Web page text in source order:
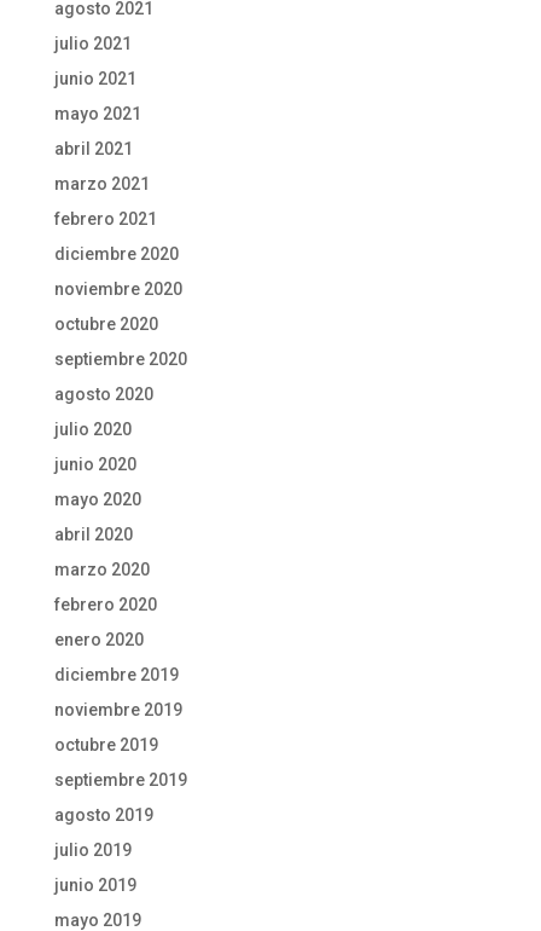
agosto 2021
julio 2021
junio 2021
mayo 2021
abril 2021
marzo 2021
febrero 2021
diciembre 2020
noviembre 2020
octubre 2020
septiembre 2020
agosto 2020
julio 2020
junio 2020
mayo 2020
abril 2020
marzo 2020
febrero 2020
enero 2020
diciembre 2019
noviembre 2019
octubre 2019
septiembre 2019
agosto 2019
julio 2019
junio 2019
mayo 2019